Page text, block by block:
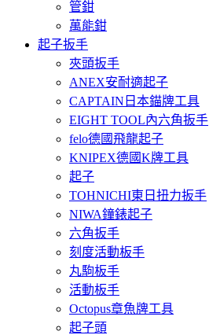
管鉗
萬能鉗
起子扳手
夾頭扳手
ANEX安耐適起子
CAPTAIN日本錨牌工具
EIGHT TOOL內六角扳手
felo德國飛龍起子
KNIPEX德國K牌工具
起子
TOHNICHI東日扭力扳手
NIWA鐘錶起子
六角扳手
刻度活動板手
丸駒板手
活動板手
Octopus章魚牌工具
起子頭